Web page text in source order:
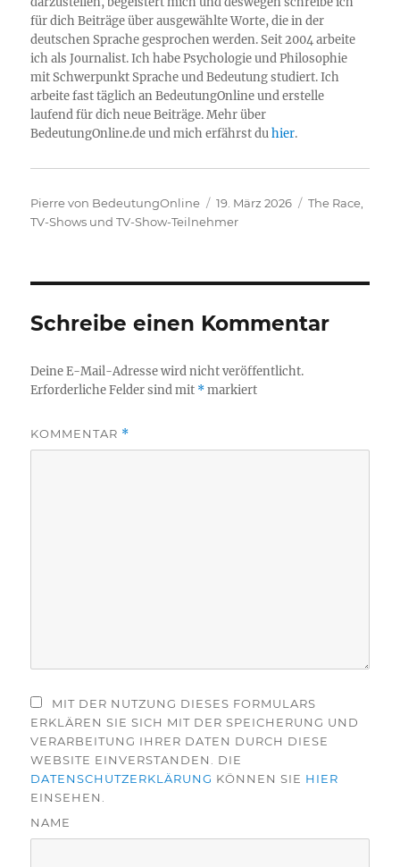
für dich Beiträge über ausgewählte Worte, die in der
deutschen Sprache gesprochen werden. Seit 2004 arbeite
ich als Journalist. Ich habe Psychologie und Philosophie
mit Schwerpunkt Sprache und Bedeutung studiert. Ich
arbeite fast täglich an BedeutungOnline und erstelle
laufend für dich neue Beiträge. Mehr über
BedeutungOnline.de und mich erfährst duhier.
Autor
Pierre von BedeutungOnline
Veröffentlicht
am
19. März 2026 Kategorien
The Race
TV-Shows und TV-Show-Teilnehmer
Schreibe einen Kommentar
Deine E-Mail-Adresse wird nicht veröffentlicht.
Erforderliche Felder sind mit *markiert
KOMMENTAR *
MIT DER NUTZUNG DIESES FORMULARS
ERKLÄREN SIE SICH MIT DER SPEICHERUNG UND
VERARBEITUNG IHRER DATEN DURCH DIESE
WEBSITE EINVERSTANDEN. DIE
DATENSCHUTZERKLÄRUNG KÖNNEN SIE HIER
EINSEHEN.
NAME